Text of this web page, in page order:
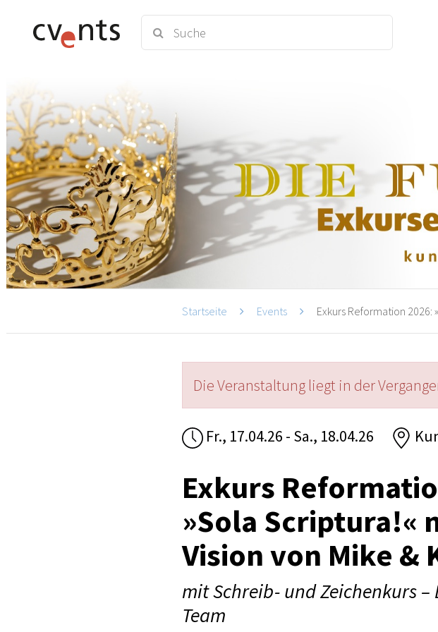
Startseite Events Exkurs Reformation 2026:
Die Veranstaltung liegt in der
Fr., 17.04.26 - Sa., 18.04.26
Exkurs
»Sola Scriptura!«
Vision von Mike &
mit Schreib- und Zeichenkurs –
Team